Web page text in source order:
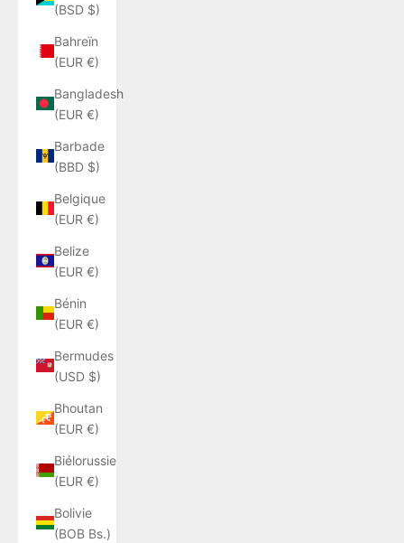
(BSD $)
Bahreïn
(EUR €)
Bangladesh
(EUR €)
Barbade
(BBD $)
Belgique
(EUR €)
Belize
(EUR €)
Bénin
(EUR €)
Bermudes
(USD $)
Bhoutan
(EUR €)
Biélorussie
(EUR €)
Bolivie
(BOB Bs.)